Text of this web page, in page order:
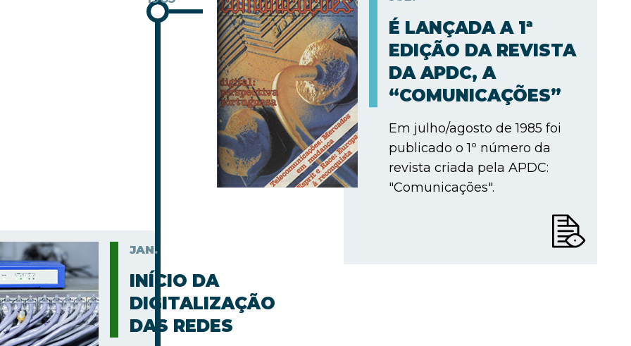
É LANÇADA A 1ª
EDIÇÃO DA REVISTA
DA APDC, A
“COMUNICAÇÕES”
Em julho/agosto de 1985 foi
publicado o 1º número da
revista criada pela APDC:
"Comunicações".
JAN.
INÍCIO DA
DIGITALIZAÇÃO
DAS REDES